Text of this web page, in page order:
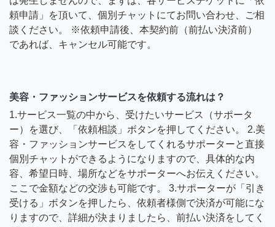
頼申請」を頂いて、個別チャットにてお問い合わせ、ご相
談ください。 ※依頼申請後、本契約前（前払い決済前）
であれば、キャンセル可能です。
美容・ファッションサービスを依頼する流れは？
1.サービス一覧の中から、受けたいサービス（サポータ
ー）を選び、「依頼相談」ボタンを押してください。 2.美
容・ファッションサービスをしてくれるサポーターと直接
個別チャットができるようになりますので、具体的な内
容、希望日時、場所などをサポーターへお伝えください。
ここで金額などの交渉も可能です。 3.サポーターが「引き
受ける」ボタンを押したら、依頼者様側で決済が可能にな
りますので、詳細が決まりましたら、前払い決済をしてく